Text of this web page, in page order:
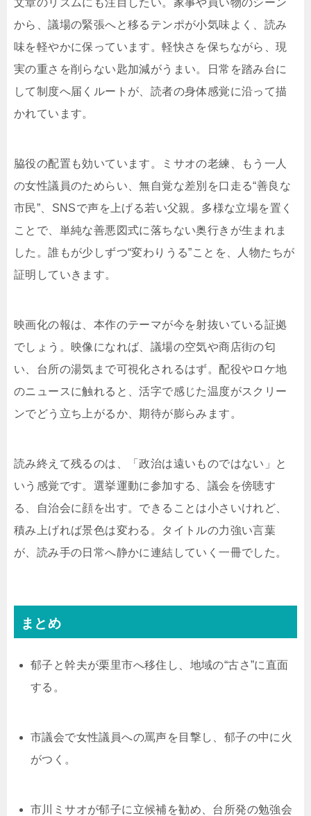
から、議場の緊張へと移るテンポが小気味よく、読み
味を軽やかに保っています。軽快さを保ちながら、現
実の重さを削らない匙加減がうまい。日常を踏み台に
して制度へ届くルートが、読者の身体感覚に沿って描
かれています。
脇役の配置も効いています。ミサオの老練、もう一人
の女性議員のためらい、無自覚な差別を口走る“善良な
市民”、SNSで声を上げる若い父親。多様な立場を置く
ことで、単純な善悪図式に落ちない奥行きが生まれま
した。誰もが少しずつ“変わりうる”ことを、人物たちが
証明していきます。
映画化の報は、本作のテーマが今を射抜いている証拠
でしょう。映像になれば、議場の空気や商店街の匂
い、台所の湯気まで可視化されるはず。配役やロケ地
のニュースに触れると、活字で感じた温度がスクリー
ンでどう立ち上がるか、期待が膨らみます。
読み終えて残るのは、「政治は遠いものではない」と
いう感覚です。選挙運動に参加する、議会を傍聴す
る、自治会に顔を出す。できることは小さいけれど、
積み上げれば景色は変わる。タイトルの力強い言葉
が、読み手の日常へ静かに連結していく一冊でした。
まとめ
郁子と幹夫が栗里市へ移住し、地域の“古さ”に直面
する。
市議会で女性議員への罵声を目撃し、郁子の中に火
がつく。
市川ミサオが郁子に立候補を勧め、台所発の勉強会